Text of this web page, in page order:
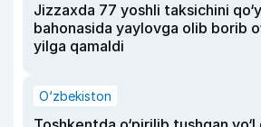
Jizzaxda 77 yoshli taksichini
bahonasida yaylovga olib borib
yilga qamaldi
O‘zbekiston